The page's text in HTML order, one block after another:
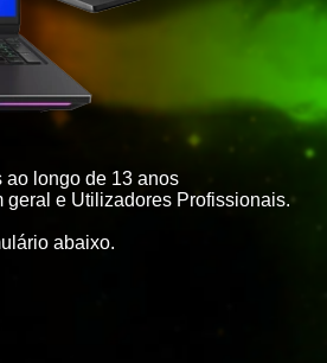
ao longo de 13 anos
e Utilizadores Profissionais.
abaixo.